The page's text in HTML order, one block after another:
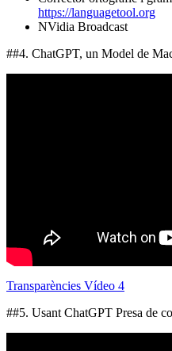
https://languagetool.org
NVidia Broadcast
##4. ChatGPT, un Model de
Transparències Vídeo 4
##5. Usant ChatGPT Presa de